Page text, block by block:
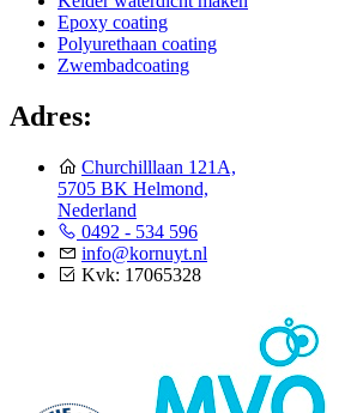
Epoxy coating
Polyurethaan coating
Zwembadcoating
Adres:
Churchilllaan 121A,
5705 BK Helmond,
Nederland
0492 - 534 596
info@kornuyt.nl
Kvk: 17065328